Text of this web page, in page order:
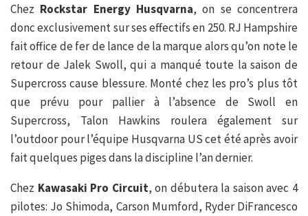
Chez Rockstar Energy Husqvarna, on se concentrera
donc exclusivement sur ses effectifs en 250. RJ Hampshire
fait office de fer de lance de la marque alors qu’on note le
retour de Jalek Swoll, qui a manqué toute la saison de
Supercross cause blessure. Monté chez les pro’s plus tôt
que prévu pour pallier à l’absence de Swoll en
Supercross, Talon Hawkins roulera également sur
l’outdoor pour l’équipe Husqvarna US cet été après avoir
fait quelques piges dans la discipline l’an dernier.
Chez Kawasaki Pro Circuit, on débutera la saison avec 4
pilotes: Jo Shimoda, Carson Mumford, Ryder DiFrancesco